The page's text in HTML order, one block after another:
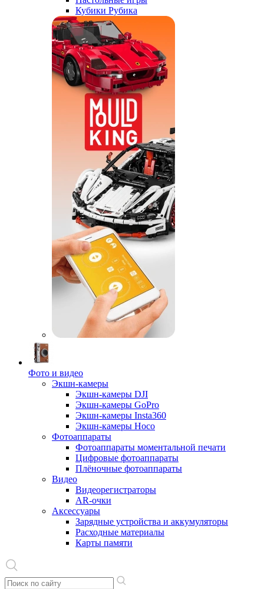
Кубики Рубика
Фото и видео
Экшн-камеры
Экшн-камеры DJI
Экшн-камеры GoPro
Экшн-камеры Insta360
Экшн-камеры Hoco
Фотоаппараты
Фотоаппараты моментальной печати
Цифровые фотоаппараты
Плёночные фотоаппараты
Видео
Видеорегистраторы
AR-очки
Аксессуары
Зарядные устройства и аккумуляторы
Расходные материалы
Карты памяти